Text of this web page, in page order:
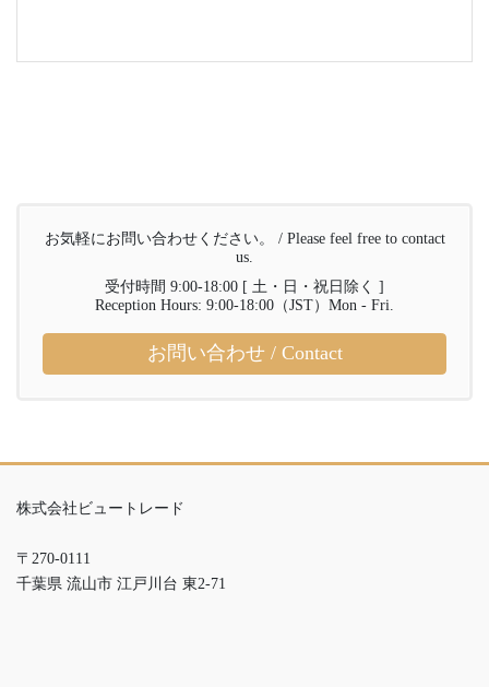
お気軽にお問い合わせください。 / Please feel free to contact
us.
受付時間 9:00-18:00 [ 土・日・祝日除く ]
Reception Hours: 9:00-18:00（JST）Mon - Fri.
お問い合わせ / Contact
株式会社ビュートレード
〒270-0111
千葉県 流山市 江戸川台 東2-71